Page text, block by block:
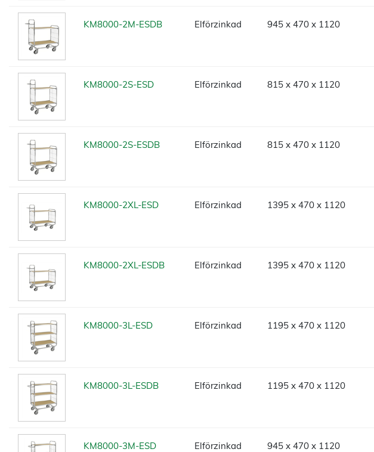
KM8000-2M-ESDB Elförzinkad 945 x 470 x 1120
KM8000-2S-ESD Elförzinkad 815 x 470 x 1120
KM8000-2S-ESDB Elförzinkad 815 x 470 x 1120
KM8000-2XL-ESD Elförzinkad 1395 x 470 x 1120
KM8000-2XL-ESDB Elförzinkad 1395 x 470 x 1120
KM8000-3L-ESD Elförzinkad 1195 x 470 x 1120
KM8000-3L-ESDB Elförzinkad 1195 x 470 x 1120
KM8000-3M-ESD Elförzinkad 945 x 470 x 1120